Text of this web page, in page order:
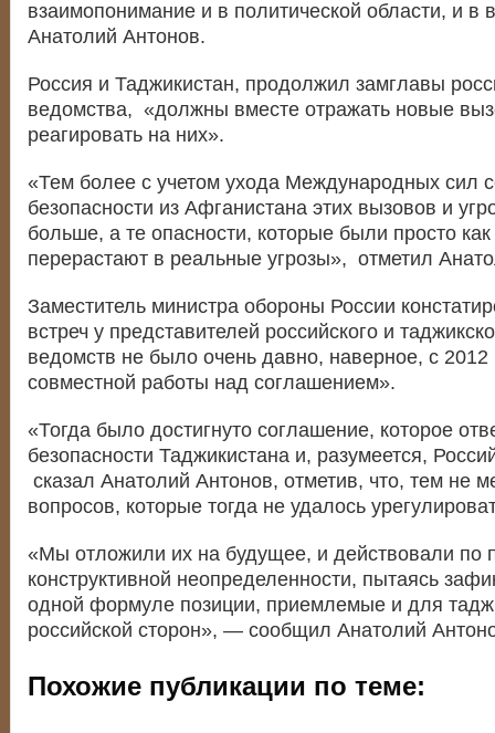
взаимопонимание и в политической области, и
Анатолий Антонов.
Россия и Таджикистан, продолжил замглавы
ведомства, «должны вместе отражать новые
реагировать на них».
«Тем более с учетом ухода Международных сил
безопасности из Афганистана этих вызовов и
больше, а те опасности, которые были просто как
перерастают в реальные угрозы», отметил
Заместитель министра обороны России
встреч у представителей российского и
ведомств не было очень давно, наверное, с 2012
совместной работы над соглашением».
«Тогда было достигнуто соглашение, которое
безопасности Таджикистана и, разумеется,
сказал Анатолий Антонов, отметив, что, тем не
вопросов, которые тогда не удалось
«Мы отложили их на будущее, и действовали по
конструктивной неопределенности, пытаясь
одной формуле позиции, приемлемые и для
российской сторон», — сообщил Анатолий
Похожие публикации по теме: